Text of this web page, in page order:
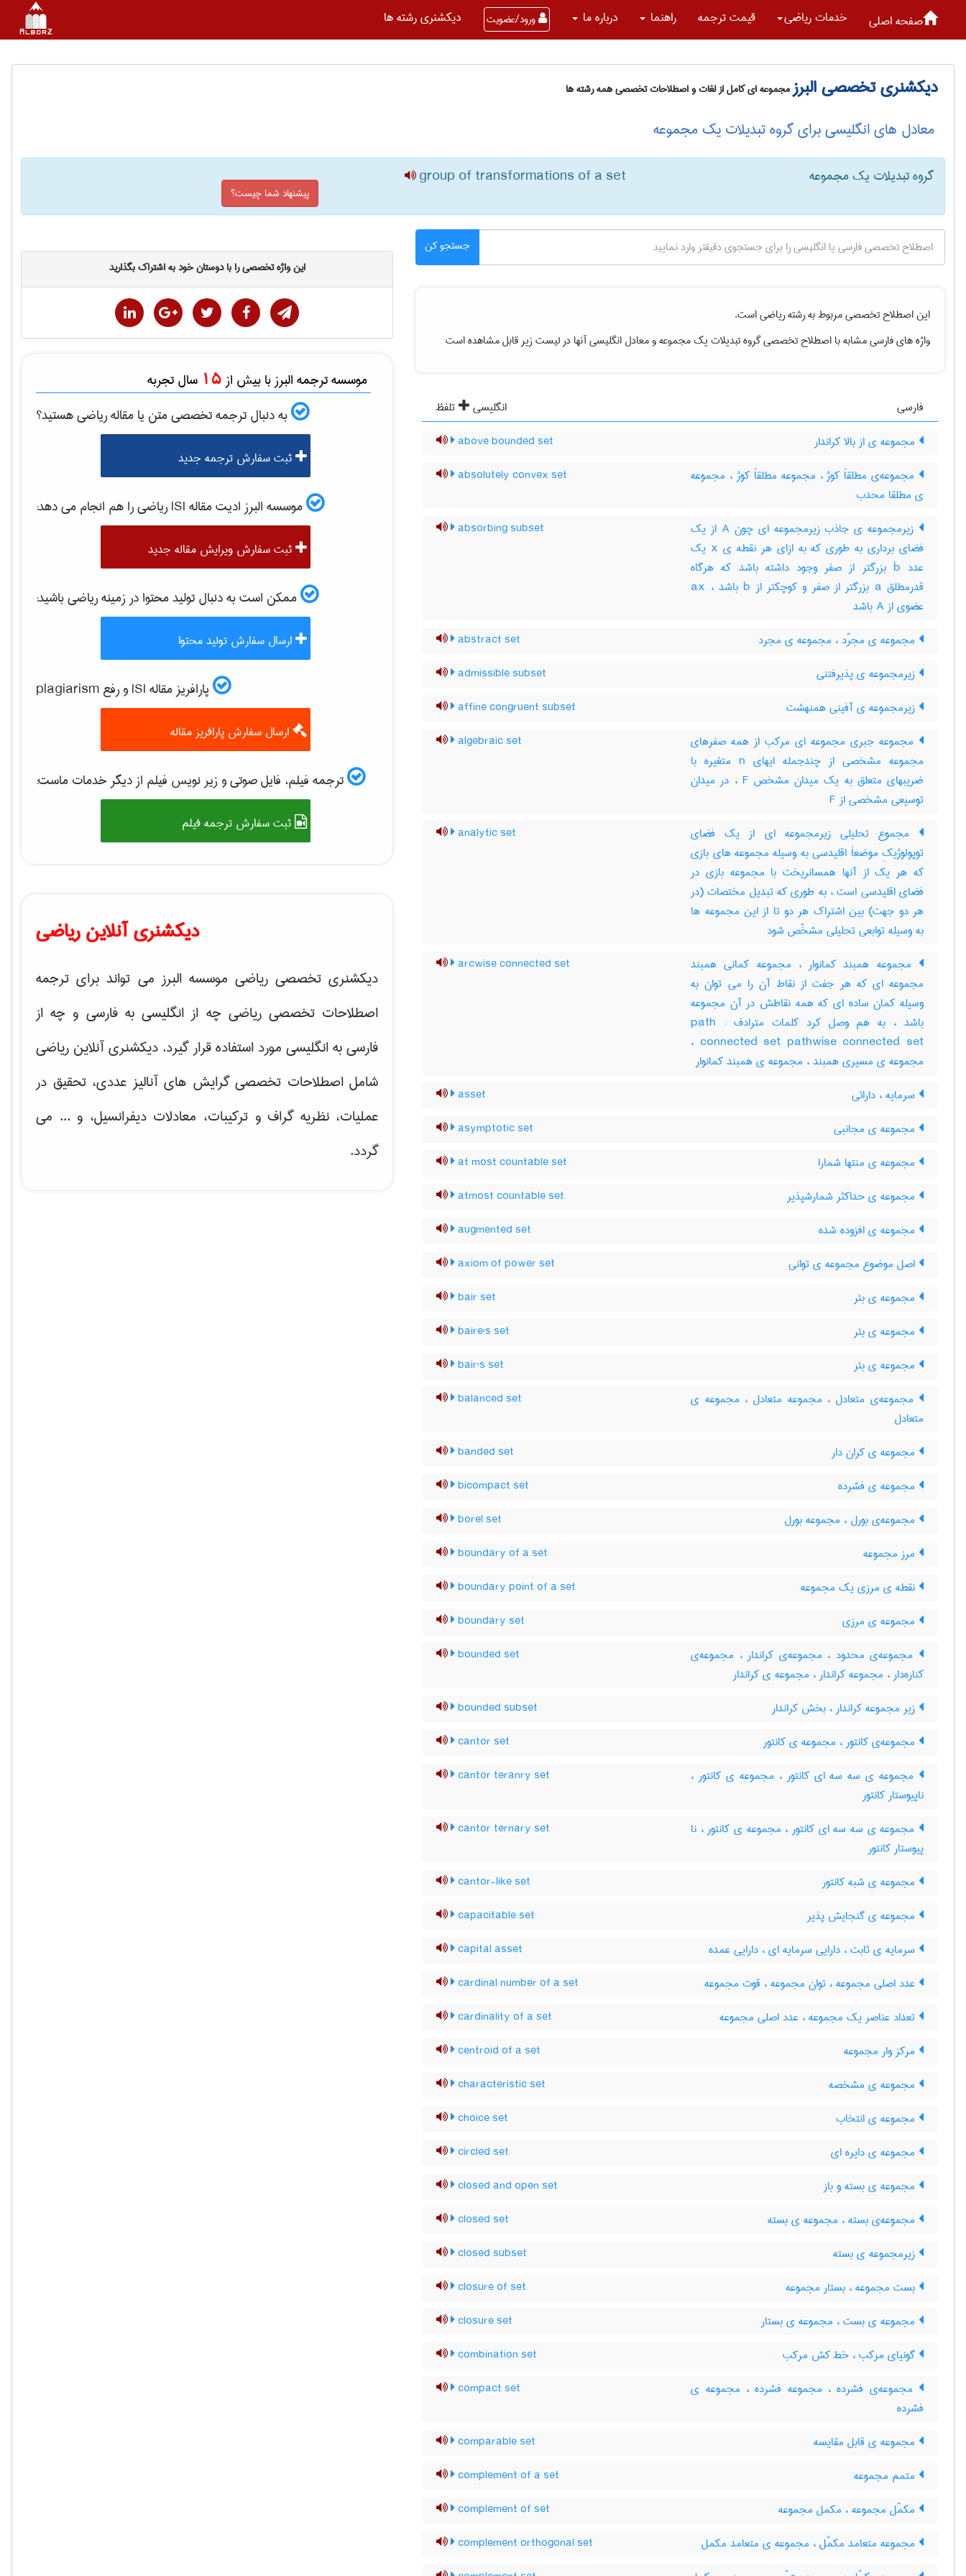
صفحه اصلی خدمات رياضی قیمت ترجمه راهنما درباره ما ورود/عضویت دیکشنری رشته ها
دیکشنری تخصصی البرزمجموعه ای کامل از لغات و اصطلاحات تخصصی همه رشته ها
معادل های انگلیسی برای گروه تبدیلات یک مجموعه
گروه تبدیلات یک مجموعه group of transformations of a set
پیشنهاد شما چیست؟
جستجو کن
این اصطلاح تخصصی مربوط به رشتهرياضیاست.
واژه های فارسی مشابه با اصطلاح تخصصیگروه تبدیلات یک مجموعهو معادل انگلیسی آنها در لیست زیر قابل مشاهده است
فارسی انگلیسی
تلفظ
مجموعه ی از بالا کراندار
above bounded set
مجموعه‌ی مطلقاً کوژ ، مجموعه مطلقاً کوژ ، مجموعه
ی مطلقا محدب
absolutely convex set
زیرمجموعه ی جاذب زیرمجموعه ای چون A از یک
فضای برداری به طوری که به ازای هر نقطه ی x یک
عدد b بزرگتر از صفر وجود داشته باشد که هرگاه
قدرمطلق a بزرگتر از صفر و کوچکتر از b باشد ، ax
عضوی از A باشد
absorbing subset
مجموعه ی مجرّد ، مجموعه ی مجرد abstract set
زیرمجموعه ی پذیرفتنی admissible subset
زیرمجموعه ی آفینی همنهشت affine congruent subset
مجموعه جبری مجموعه ای مرکب از همه صفرهای
مجموعه مشخصی از چندجمله ایهای n متغیره با
ضریبهای متعلق به یک میدان مشخص F ، در میدان
توسیعی مشخصی از F
algebraic set
مجموع تحلیلی زیرمجموعه ای از یک فضای
توپولوژیکِ موضعاَ اقلیدسی به وسیله مجموعه های بازی
که هر یک از آنها همسانریخت با مجموعه بازی در
فضای اقلیدسی است ، به طوری که تبدیل مختصات (در
هر دو جهت) بین اشتراک هر دو تا از این مجموعه ها
به وسیله توابعی تحلیلی مشخّص شود
analytic set
مجموعه همبند کمانوار ، مجموعه کمانی همبند
مجموعه ای که هر جفت از نقاط آن را می توان به
وسیله کمان ساده ای که همه نقاطش در آن مجموعه
باشد ، به هم وصل کرد کلمات مترادف : path
connected set pathwise connected set ،
مجموعه ی مسیری همبند ، مجموعه ی همبند کمانوار
arcwise connected set
سرمایه ، دارائی asset
مجموعه ی مجانبی asymptotic set
مجموعه ی منتها شمارا at most countable set
مجموعه ی حداکثر شمارشپذیر atmost countable set
مجموعه ی افزوده شده augmented set
اصل موضوع مجموعه ی توانی axiom of power set
مجموعه ی بئر bair set
مجموعه ی بئر baire's set
مجموعه ی بئر bair's set
مجموعه‌ی متعادل ، مجموعه متعادل ، مجموعه ی
متعادل
balanced set
مجموعه ی کران دار banded set
مجموعه ی فشرده bicompact set
مجموعه‌ی بورل ، مجموعه بورل borel set
مرز مجموعه boundary of a set
نقطه ی مرزی یک مجموعه boundary point of a set
مجموعه ی مرزی boundary set
مجموعه‌ی محدود ، مجموعه‌ی کراندار ، مجموعه‌ی
کناره‌دار ، مجموعه کراندار ، مجموعه ی کراندار
bounded set
زیر مجموعه کراندار ، بخش کراندار bounded subset
مجموعه‌ی کانتور ، مجموعه ی کانتور cantor set
مجموعه ی سه سه ای کانتور ، مجموعه ی کانتور ،
ناپیوستار کانتور
cantor teranry set
مجموعه ی سه سه ای کانتور ، مجموعه ی کانتور ، نا
پیوستار کانتور
cantor ternary set
مجموعه ی شبه کانتور cantor-like set
مجموعه ی گنجایش پذیر capacitable set
سرمایه ی ثابت ، دارایی سرمایه ای ، دارایی عمده capital asset
عدد اصلی مجموعه ، توان مجموعه ، قوت مجموعه cardinal number of a set
تعداد عناصر یک مجموعه ، عدد اصلی مجموعه cardinality of a set
مرکز وار مجموعه centroid of a set
مجموعه ی مشخصه characteristic set
مجموعه ی انتخاب choice set
مجموعه ی دایره ای circled set
مجموعه ی بسته و باز closed and open set
مجموعه‌ی بسته ، مجموعه ی بسته closed set
زیرمجموعه ی بسته closed subset
بست مجموعه ، بستار مجموعه closure of set
مجموعه ی بست ، مجموعه ی بستار closure set
گونیای مرکب ، خط کش مرکب combination set
مجموعه‌ی فشرده ، مجموعه فشرده ، مجموعه ی
فشرده
compact set
مجموعه ی قابل مقایسه comparable set
متمم مجموعه complement of a set
مکمّل مجموعه ، مکمل مجموعه complement of set
مجموعه متعامد مکمّل ، مجموعه ی متعامد مکمل complement orthogonal set
این واژه تخصصی را با دوستان خود به اشتراک بگذارید
موسسه ترجمه البرز با بیش از 15 سال تجربه
به دنبال ترجمه تخصصی متن یا مقالهرياضیهستید؟
ثبت سفارش ترجمه جدید
موسسه البرز ادیت مقاله ISI رياضیرا هم انجام می دهد:
ثبت سفارش ویرایش مقاله جدید
ممکن است به دنبال تولید محتوا در زمینهرياضیباشید:
ارسال سفارش تولید محتوا
پارافریز مقاله ISI و رفع plagiarism
ارسال سفارش پارافریز مقاله
ترجمه فیلم، فایل صوتی و زیر نویس فیلم از دیگر خدمات ماست:
ثبت سفارش ترجمه فیلم
دیکشنری آنلاین ریاضی
دیکشنری تخصصی ریاضی موسسه البرز می تواند برای ترجمه
اصطلاحات تخصصی ریاضی چه از انگلیسی به فارسی و چه از
فارسی به انگلیسی مورد استفاده قرار گیرد. دیکشنری آنلاین ریاضی
شامل اصطلاحات تخصصی گرایش هایآنالیز عددی، تحقیق در
عملیات، نظریه گراف و تركیبات، معادلات دیفرانسیل، و ... می
گردد.